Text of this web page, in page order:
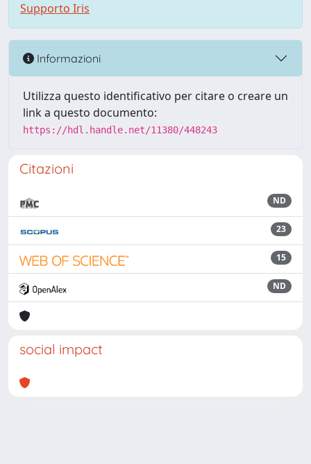
Supporto Iris
Informazioni
Utilizza questo identificativo per citare o creare un
link a questo documento:
https://hdl.handle.net/11380/448243
Citazioni
ND
23
15
ND
social impact